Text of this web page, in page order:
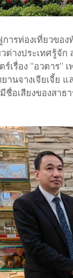
รท่องเที่ยวของ
ต่างประเทศรู้จั
เรื่อง “อวตาร”
นจางเจียเจี้ย แ
ชื่อเสียงของสา